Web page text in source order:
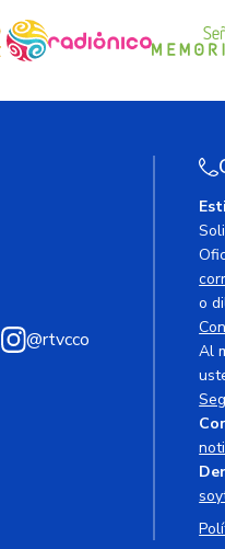
@rtvcco
o
Al